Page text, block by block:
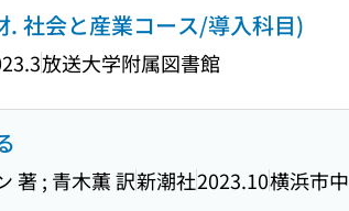
社会と産業コース/導入科目)
放送大学附属図書館
著 ; 青木薫 訳新潮社2023.10横浜市